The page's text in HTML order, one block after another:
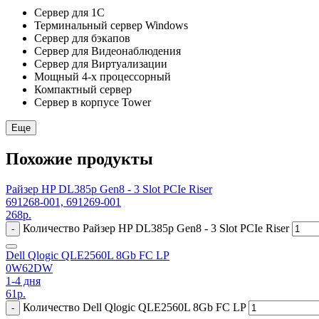
Сервер для 1С
Терминальный сервер Windows
Сервер для бэкапов
Сервер для Видеонаблюдения
Сервер для Виртуализации
Мощный 4-х процессорный
Компактный сервер
Сервер в корпусе Tower
Еще
Похожие продукты
Райзер HP DL385p Gen8 - 3 Slot PCIe Riser
691268-001, 691269-001
268р.
- Количество Райзер HP DL385p Gen8 - 3 Slot PCIe Riser
Dell Qlogic QLE2560L 8Gb FC LP
0W62DW
1-4 дня
61р.
- Количество Dell Qlogic QLE2560L 8Gb FC LP